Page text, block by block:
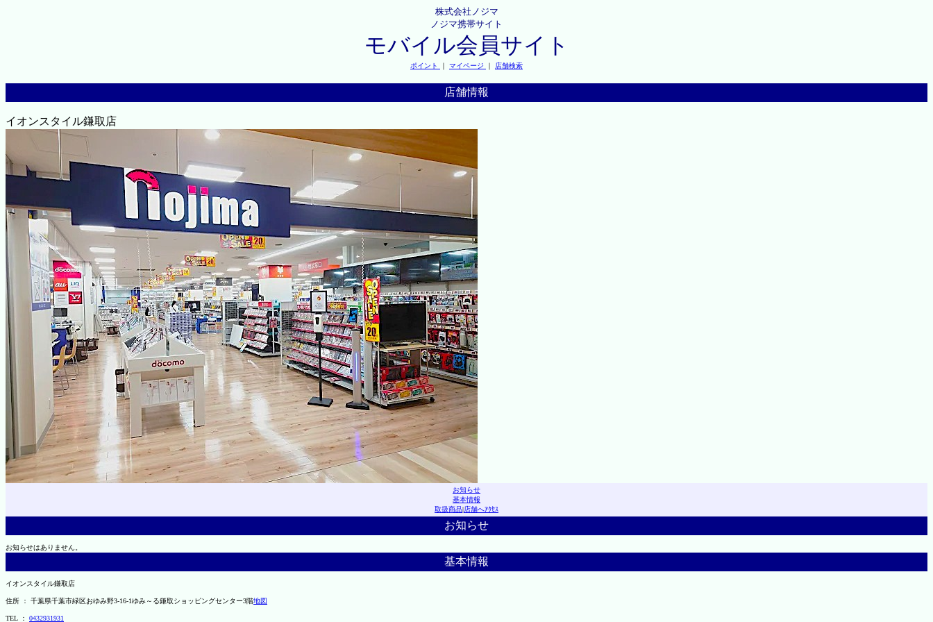
株式会社ノジマ
ノジマ携帯サイト
モバイル会員サイト
ポイント ｜ マイページ ｜ 店舗検索
店舗情報
イオンスタイル鎌取店
お知らせ
基本情報
取扱商品|店舗へｱｸｾｽ
お知らせ
お知らせはありません。
基本情報
イオンスタイル鎌取店
住所 ： 千葉県千葉市緑区おゆみ野3-16-1ゆみ～る鎌取ショッピングセンター3階地図
TEL ： 0432931931